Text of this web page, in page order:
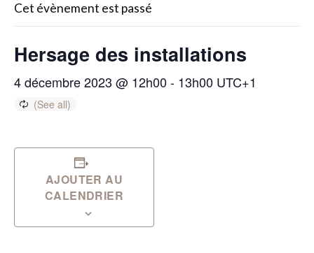
Cet évènement est passé
Hersage des installations
4 décembre 2023 @ 12h00 - 13h00 UTC+1
AJOUTER AU
CALENDRIER